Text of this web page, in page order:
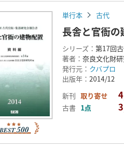
単行本 古代
長舎と官衙
シリーズ： 第17回
著者： 奈良文化財
発行元： クバプロ
出版年： 2014/12
新刊 取り寄せ
古書 1点